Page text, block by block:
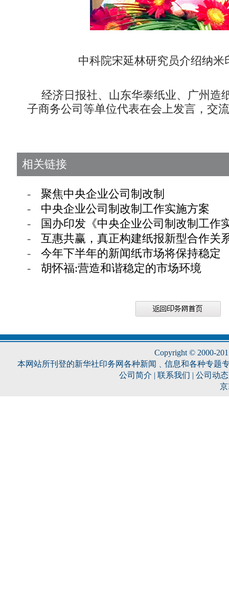
中科院宋延林研究员介绍纳米
经济日报社、山东华泰纸业、广州造
子商务公司等单位代表在会上发言，交
相关链接
-
聚焦中央企业公司制改制
-
中央企业公司制改制工作实施方案
-
国办印发《中央企业公司制改制工作
-
互惠共赢，真正构建纸报新型合作关
-
今年下半年的新闻纸市场将保持稳定
-
胡怀福:营造和谐稳定的市场环境